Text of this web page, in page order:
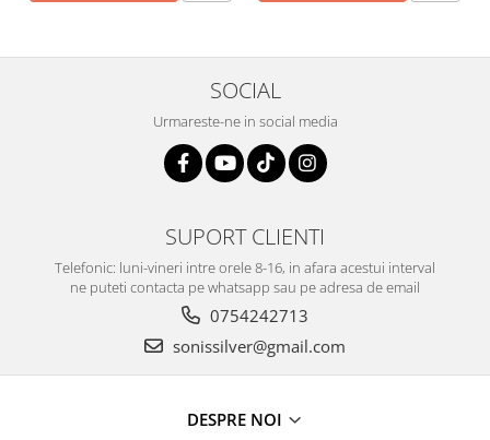
SOCIAL
Urmareste-ne in social media
SUPORT CLIENTI
Telefonic: luni-vineri intre orele 8-16, in afara acestui interval
ne puteti contacta pe whatsapp sau pe adresa de email
0754242713
sonissilver@gmail.com
DESPRE NOI